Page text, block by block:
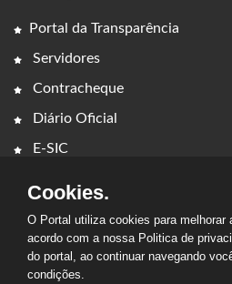
Portal da Transparência
Servidores
Contracheque
Diário Oficial
E-SIC
Cookies.
O Portal utiliza cookies para melhorar
acordo com a nossa Politica de
do portal, ao continuar navegando
condições.
2026 - PREFEITURA MUNICIPAL DE